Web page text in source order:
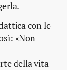
con lo
«Non
della vita